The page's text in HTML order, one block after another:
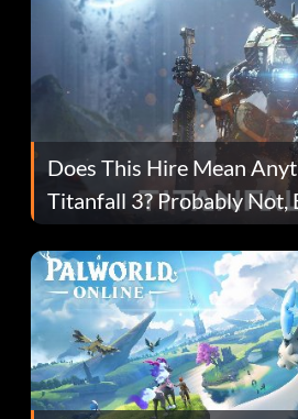
Does This Hire Mean
Titanfall 3? Probably Not,
Fans Are Hopeful